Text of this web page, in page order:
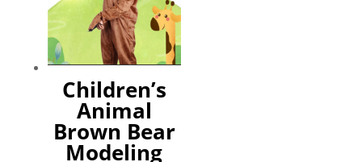
Children’s
Animal
Brown Bear
Modeling